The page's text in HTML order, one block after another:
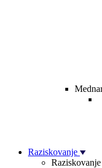
Raziskovanje
Raziskovanje